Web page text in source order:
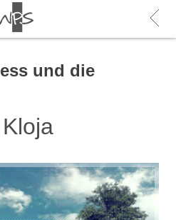
und die